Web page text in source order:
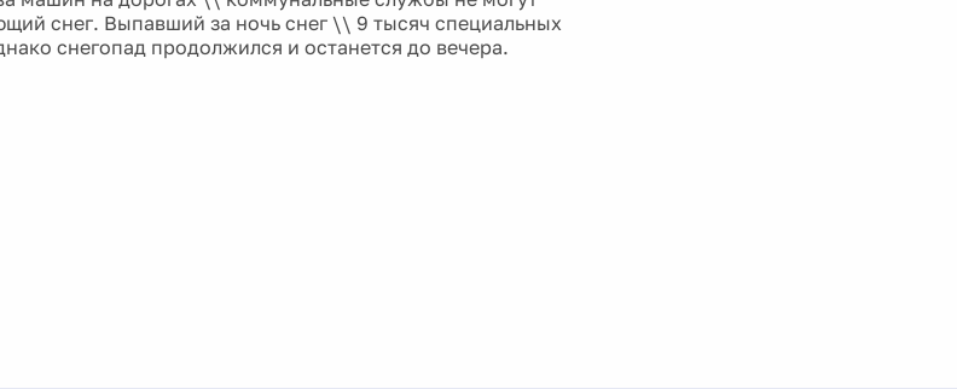
снег. Выпавший за ночь снег \\ 9 тысяч специальных
снегопад продолжился и останется до вечера.